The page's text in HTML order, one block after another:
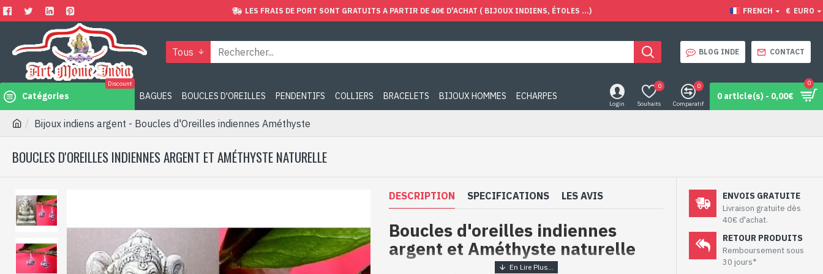
LES FRAIS DE PORT SONT GRATUITS A PARTIR DE 40€ D'ACHAT ( BIJOUX INDIENS, ÉTOLES ...) FRENCH € EURO
Tous BLOG INDE CONTACT
Catégories
Discount
BAGUES BOUCLES D'OREILLES PENDENTIFS COLLIERS BRACELETS BIJOUX HOMMES ECHARPES
Login Souhaits
0
Comparatif
0
0 article(s) - 0,00€
0
Bijoux indiens argent - Boucles d'Oreilles indiennes Améthyste
BOUCLES D'OREILLES INDIENNES ARGENT ET AMÉTHYSTE NATURELLE
DESCRIPTION SPECIFICATIONS LES AVIS
Boucles d'oreilles indiennes
argent et Améthyste naturelle
ENVOIS GRATUITE
Livraison gratuite dès
40€ d'achat.
RETOUR PRODUITS
Remboursement sous
30 jours*